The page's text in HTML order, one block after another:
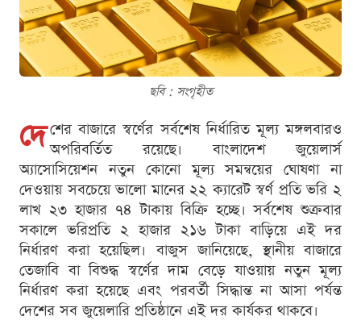
ছবি : সংগৃহীত
দে শের বাজারে স্বর্ণের সর্বশেষ নির্ধারিত মূল্য মঙ্গলবারও
অপরিবর্তিত রয়েছে। বাংলাদেশ জুয়েলার্স
অ্যাসোসিয়েশন নতুন কোনো মূল্য সমন্বয়ের ঘোষণা না
দেওয়ায় সবচেয়ে ভালো মানের ২২ ক্যারেট স্বর্ণ প্রতি ভরি ২
লাখ ২৩ হাজার ৭৪ টাকায় বিক্রি হচ্ছে। সর্বশেষ শুক্রবার
সকালে ভরিপ্রতি ২ হাজার ২১৬ টাকা বাড়িয়ে এই দর
নির্ধারণ করা হয়েছিল। বাজুস জানিয়েছে, স্থানীয় বাজারে
তেজাবি বা বিশুদ্ধ স্বর্ণের দাম বেড়ে যাওয়ায় নতুন মূল্য
নির্ধারণ করা হয়েছে এবং পরবর্তী সিদ্ধান্ত না আসা পর্যন্ত
দেশের সব জুয়েলারি প্রতিষ্ঠানে এই দর কার্যকর থাকবে।